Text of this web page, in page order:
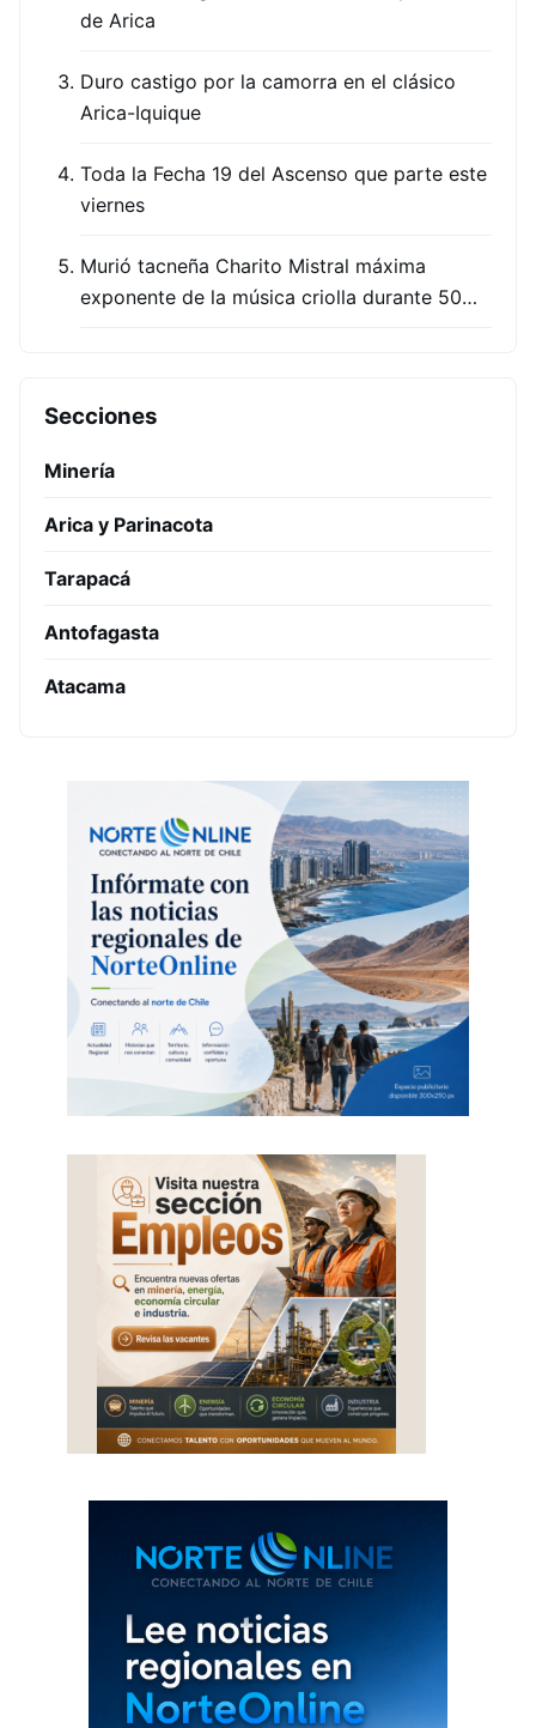
de Arica
Duro castigo por la camorra en el clásico
Arica-Iquique
Toda la Fecha 19 del Ascenso que parte este
viernes
Murió tacneña Charito Mistral máxima
exponente de la música criolla durante 50…
Secciones
Minería
Arica y Parinacota
Tarapacá
Antofagasta
Atacama